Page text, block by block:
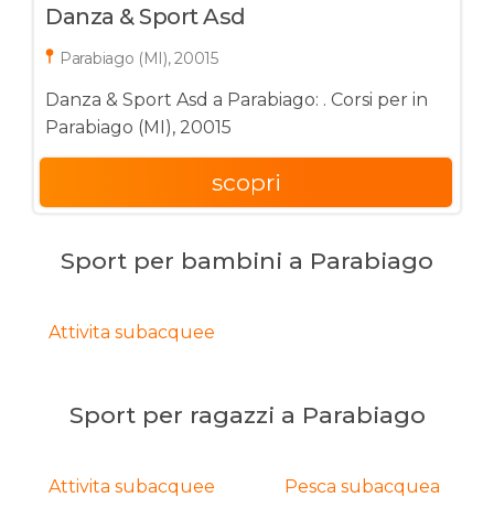
Danza & Sport Asd
Parabiago (MI), 20015
Danza & Sport Asd a Parabiago: . Corsi per in
Parabiago (MI), 20015
scopri
Sport per bambini a Parabiago
Attivita subacquee
Sport per ragazzi a Parabiago
Attivita subacquee Pesca subacquea